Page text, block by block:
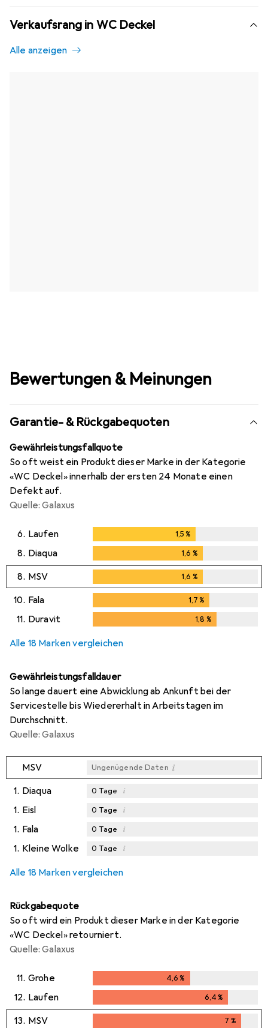
Verkaufsrang in WC Deckel
Alle anzeigen
Bewertungen & Meinungen
Garantie- & Rückgabequoten
Gewährleistungsfallquote
So oft weist ein Produkt dieser Marke in der Kategorie
«WC Deckel» innerhalb der ersten 24 Monate einen
Defekt auf.
Quelle: Galaxus
6. Laufen 1,5%
8. Diaqua 1,6 %
8. MSV 1,6 %
10. Fala 1,7%
11. Duravit 1,8 %
Alle 18 Marken vergleichen
Gewährleistungsfalldauer
So lange dauert eine Abwicklung ab Ankunft bei der
Servicestelle bis Wiedererhalt in Arbeitstagen im
Durchschnitt.
Quelle: Galaxus
MSV Ungenügende Daten i
1. Diaqua 0 Tage i
1. Eisl 0 Tage i
1. Fala 0 Tage i
1. Kleine Wolke 0 Tage i
Alle 18 Marken vergleichen
Rückgabequote
So oft wird ein Produkt dieser Marke in der Kategorie
«WC Deckel» retourniert.
Quelle: Galaxus
11. Grohe 4,6%
12. Laufen 6,4%
13. MSV 7 %